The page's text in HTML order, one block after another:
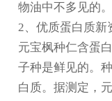
物油中不多见的。
2、优质蛋白质新
元宝枫种仁含蛋
子种是鲜见的。
白质。据测定，